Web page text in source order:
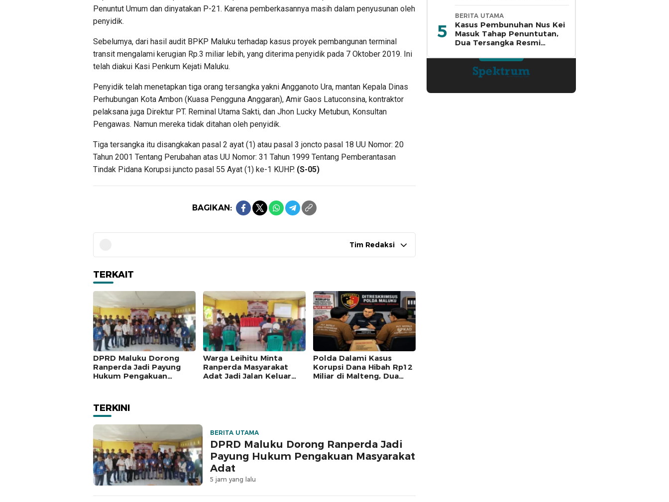
Penuntut Umum dan dinyatakan P-21. Karena pemberkasannya masih dalam penyusunan oleh
penyidik.
Sebelumya, dari hasil audit BPKP Maluku terhadap kasus proyek pembangunan terminal
transit mengalami kerugian Rp.3 miliar lebih, yang diterima penyidik pada 7 Oktober 2019. Ini
telah diakui Kasi Penkum Kejati Maluku.
Penyidik telah menetapkan tiga orang tersangka yakni Angganoto Ura, mantan Kepala Dinas
Perhubungan Kota Ambon (Kuasa Pengguna Anggaran), Amir Gaos Latuconsina, kontraktor
pelaksana juga Direktur PT. Reminal Utama Sakti, dan Jhon Lucky Metubun, Konsultan
Pengawas. Namun mereka tidak ditahan oleh penyidik.
Tiga tersangka itu disangkakan pasal 2 ayat (1) atau pasal 3 joncto pasal 18 UU Nomor: 20
Tahun 2001 Tentang Perubahan atas UU Nomor: 31 Tahun 1999 Tentang Pemberantasan
Tindak Pidana Korupsi juncto pasal 55 Ayat (1) ke-1 KUHP. (S-05)
BAGIKAN:
Tim Redaksi
TERKAIT
DPRD Maluku Dorong
Ranperda Jadi Payung
Hukum Pengakuan
Warga Leihitu Minta
Ranperda Masyarakat
Adat Jadi Jalan Keluar
Polda Dalami Kasus
Korupsi Dana Hibah Rp12
Miliar di Malteng, Dua
TERKINI
BERITA UTAMA
DPRD Maluku Dorong Ranperda Jadi
Payung Hukum Pengakuan Masyarakat
Adat
5 jam yang lalu
Tersangka
5
BERITA UTAMA
Kasus Pembunuhan Nus Kei
Masuk Tahap Penuntutan,
Dua Tersangka Resmi